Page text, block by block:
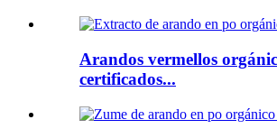
Arandos vermellos
certificados...